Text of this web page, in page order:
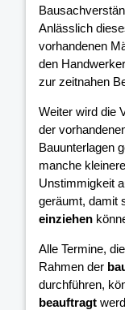
Anlässlich
vorhandenen
den
zur zeitnahen
Weiter wird die
der
Bauunterlagen
manche kleinere
Unstimmigkeit
geräumt, damit
einziehen
Alle Termine,
Rahmen der
durchführen,
beauftragt